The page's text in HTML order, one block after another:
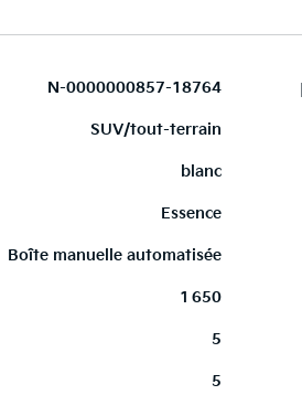
N-0000000857-18764
SUV/tout-terrain
blanc
Essence
Boîte manuelle automatisée
1 650
5
5